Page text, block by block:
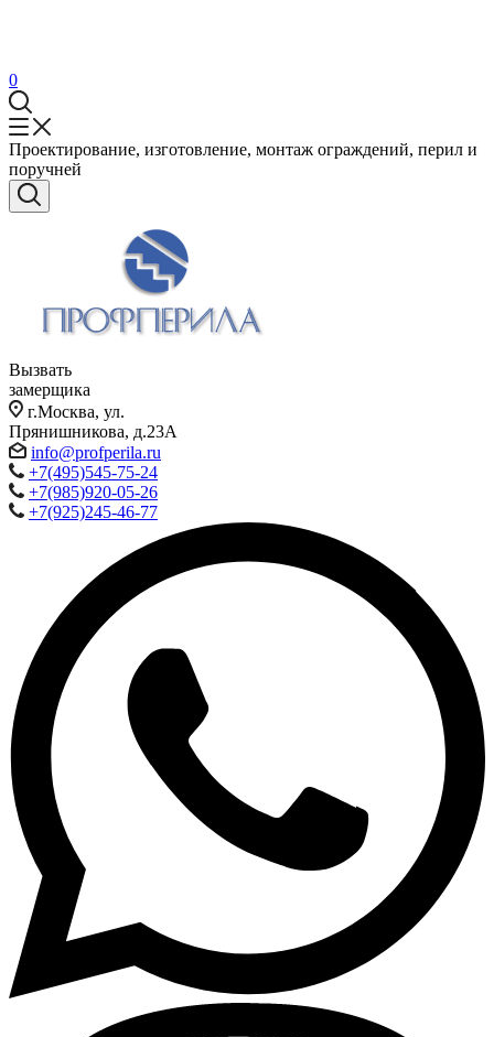
0
Проектирование, изготовление, монтаж ограждений, перил и
поручней
Вызвать
замерщика
г.Москва, ул.
Прянишникова, д.23А
info@profperila.ru
+7(495)545-75-24
+7(985)920-05-26
+7(925)245-46-77